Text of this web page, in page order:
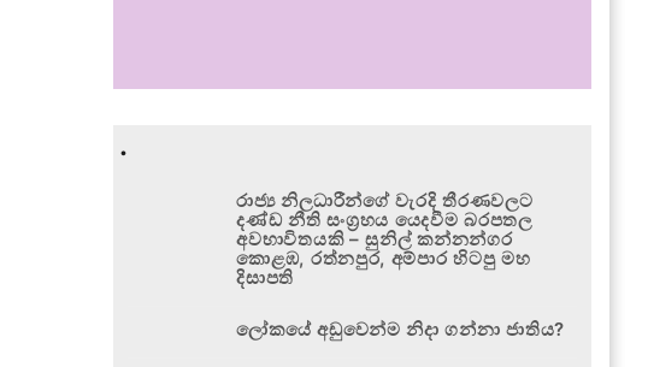
.
රාජ්‍ය නිලධාරීන්ගේ වැරදි තීරණවලට
දණ්ඩ නීති සංග්‍රහය යෙදවීම බරපතල
අවභාවිතයකි – සුනිල් කන්නන්ගර
කොළඹ, රත්නපුර, අම්පාර හිටපු මහ
දිසාපති
ලෝකයේ අඩුවෙන්ම නිදා ගන්නා ජාතිය?